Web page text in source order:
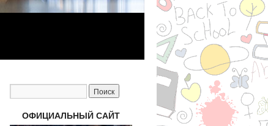
ОФИЦИАЛЬНЫЙ САЙТ